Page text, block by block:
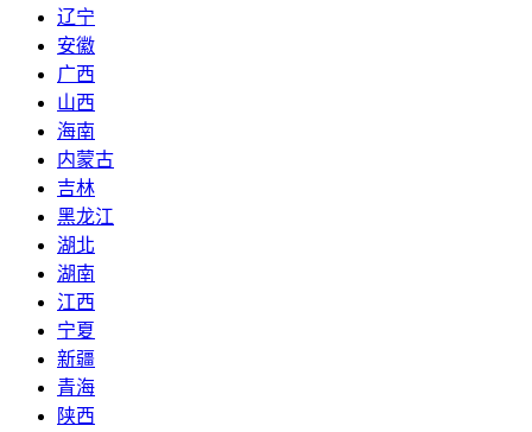
辽宁
安徽
广西
山西
海南
内蒙古
吉林
黑龙江
湖北
湖南
江西
宁夏
新疆
青海
陕西